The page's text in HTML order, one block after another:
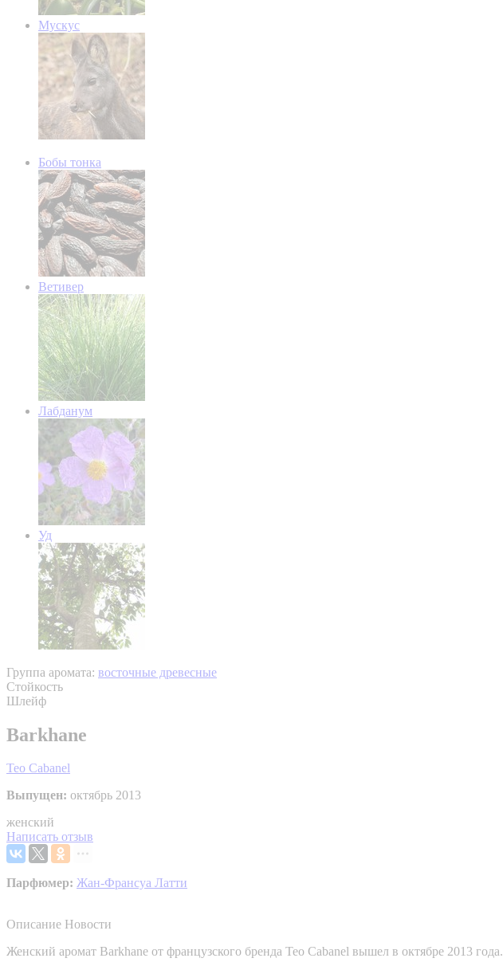
Мускус
Бобы тонка
Ветивер
Лабданум
Уд
Группа аромата: восточные древесные
Стойкость
Шлейф
Barkhane
Teo Cabanel
Выпущен: октябрь 2013
женский
Написать отзыв
Парфюмер: Жан-Франсуа Латти
Описание Новости
Женский аромат Barkhane от французского бренда Teo Cabanel вышел в октябре 2013 года.